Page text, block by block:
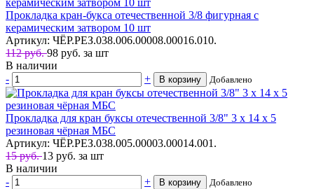
Прокладка кран-букса отечественной 3/8 фигурная с
керамическим затвором 10 шт
Артикул: ЧЁР.РЕЗ.038.006.00008.00016.010.
112 руб.98 руб. за шт
В наличии
-
+ В корзину Добавлено
Прокладка для кран буксы отечественной 3/8" 3 х 14 х 5
резиновая чёрная МБС
Артикул: ЧЁР.РЕЗ.038.005.00003.00014.001.
15 руб.13 руб. за шт
В наличии
-
+ В корзину Добавлено